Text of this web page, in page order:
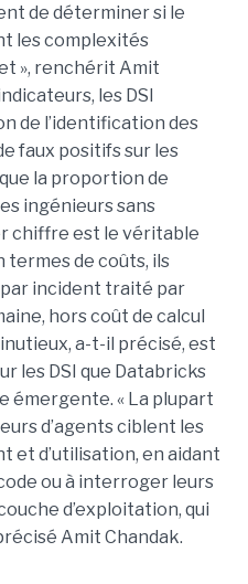
de déterminer si le
les complexités
», renchérit Amit
les DSI
de l’identification des
faux positifs sur les
la proportion de
ingénieurs sans
chiffre est le véritable
termes de coûts, ils
incident traité par
hors coût de calcul
a-t-il précisé, est
les DSI que Databricks
émergente. « La plupart
d’agents ciblent les
et d’utilisation, en aidant
ou à interroger leurs
d’exploitation, qui
Amit Chandak.